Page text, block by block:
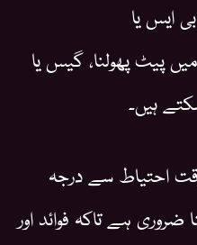
ایس یا
میں پیٹ پھولنا، گیس یا
ہیں۔
احتیاط سے درجہ
ہے تاکہ فوائد اور